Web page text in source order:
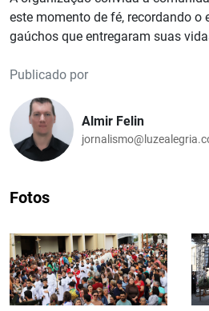
este momento de fé, recordando o
gaúchos que entregaram suas
Publicado por
Almir Felin
Fotos